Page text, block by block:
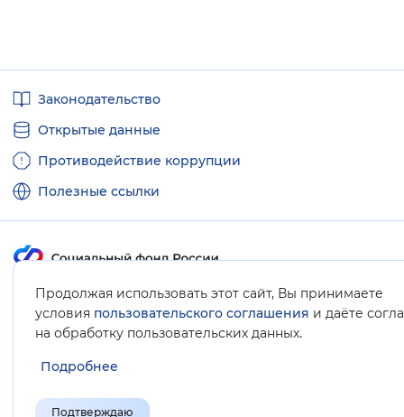
Продолжая использовать этот сайт, Вы принимаете
условия пользовательского соглашения и даёте
на обработку пользовательских данных.
Подробнее
Подтверждаю
ссылкиЗаконодательство
Открытые данные
Противодействие коррупции
Полезные ссылки
Карта сайта